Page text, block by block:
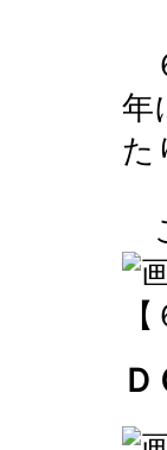
年
た